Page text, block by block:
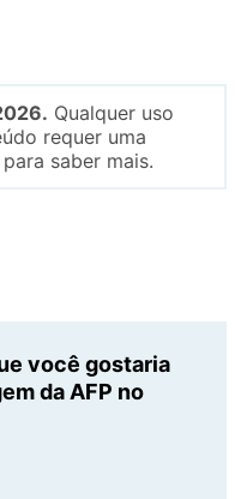
Qualquer uso
requer uma
para saber mais.
você gostaria
da AFP no